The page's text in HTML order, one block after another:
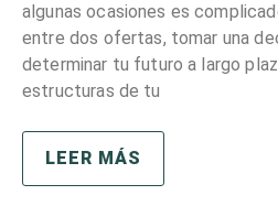
algunas ocasiones es
entre dos ofertas, tomar una
determinar tu futuro a largo
estructuras de tu
LEER MÁS